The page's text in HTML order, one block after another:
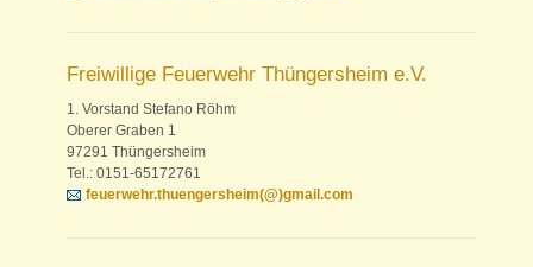
Freiwillige Feuerwehr Thüngersheim e.V.
1. Vorstand Stefano Röhm
Oberer Graben 1
97291 Thüngersheim
Tel.: 0151-65172761
feuerwehr.thuengersheim(@)gmail.com